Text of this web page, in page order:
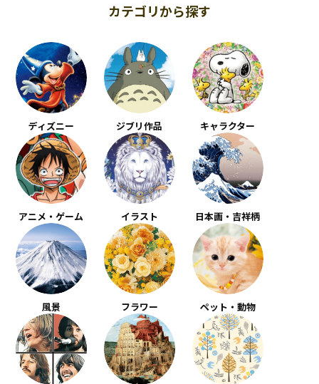
カテゴリから探す
ディズニー ジブリ作品 キャラクター
アニメ・ゲーム イラスト 日本画・吉祥柄
風景 フラワー ペット・動物